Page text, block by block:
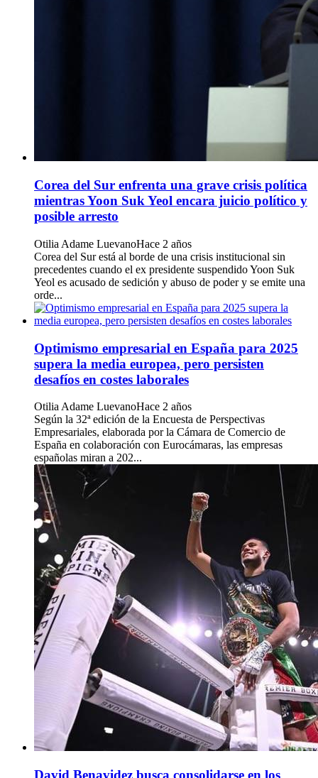
Corea del Sur enfrenta una grave crisis política
mientras Yoon Suk Yeol encara juicio político y
posible arresto
Otilia Adame LuevanoHace 2 años
Corea del Sur está al borde de una crisis institucional sin
precedentes cuando el ex presidente suspendido Yoon Suk
Yeol es acusado de sedición y abuso de poder y se emite una
orde...
Optimismo empresarial en España para 2025
supera la media europea, pero persisten
desafíos en costes laborales
Otilia Adame LuevanoHace 2 años
Según la 32ª edición de la Encuesta de Perspectivas
Empresariales, elaborada por la Cámara de Comercio de
España en colaboración con Eurocámaras, las empresas
españolas miran a 202...
David Benavidez busca consolidarse en los